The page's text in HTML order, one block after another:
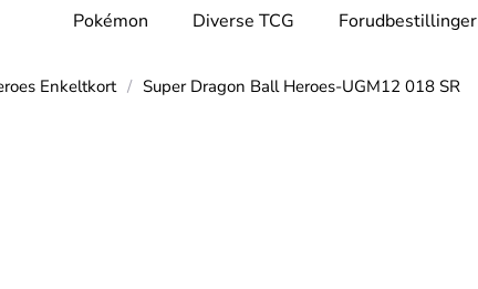
Pokémon Diverse TCG Forudbestillinger
Enkeltkort / Super Dragon Ball Heroes-UGM12 018 SR